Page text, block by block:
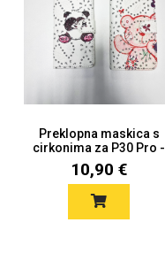
Preklopna maskica s
cirkonima za P30 Pro -
Vi...
10,90 €